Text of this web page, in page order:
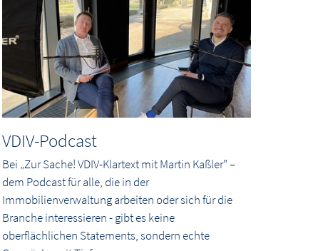
VDIV-Podcast
Bei „Zur Sache! VDIV-Klartext mit Martin Kaßler" –
dem Podcast für alle, die in der
Immobilienverwaltung arbeiten oder sich für die
Branche interessieren - gibt es keine
oberflächlichen Statements, sondern echte